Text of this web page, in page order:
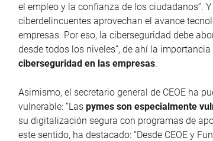
el empleo y la confianza de los ciudadanos”.
ciberdelincuentes aprovechan el avance
empresas. Por eso, la ciberseguridad debe
desde todos los niveles”, de ahí la importancia
ciberseguridad en las empresas.
Asimismo, el secretario general de CEOE ha
vulnerable: “Las pymes son especialmente
su digitalización segura con programas de
este sentido, ha destacado: “Desde CEOE y